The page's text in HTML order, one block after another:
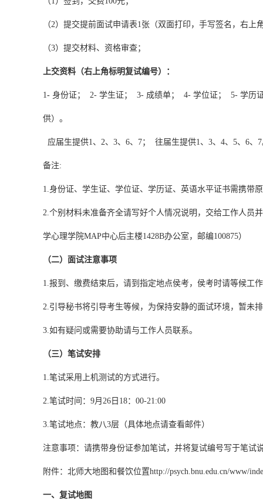
（2）提交提前面试申请表1张（双面打印，手写签名，右
（3）提交材料、资格审查；
上交资料（右上角标明复试编号）：
1- 身份证； 2- 学生证； 3- 成绩单； 4- 学位证； 5- 学历
供）。
应届生提供1、2、3、6、7； 往届生提供1、3、4、5、6、
备注:
1.身份证、学生证、学位证、学历证、英语水平证书需携带
2.个别材料未准备齐全请写好个人情况说明，交给工作人员
学心理学院MAP中心后主楼1428B办公室，邮编100875）
（二） 面试注意事项
1.报到、缴费结束后，请到指定地点侯考，侯考时请等候工
2.引导秘书将引导考生等候，为保持安静的面试环境，暂未
3.如有疑问或需要协助请与工作人员联系。
（三）笔试安排
1.笔试采用上机测试的方式进行。
2.笔试时间：9月26日18：00-21:00
3.笔试地点：教八3层（具体地点请查看邮件）
注意事项：请携带身份证参加笔试，并将复试编号写于笔试
附件：北师大地图和餐饮位置http://psych.bnu.edu.cn/www/
一、复试地图